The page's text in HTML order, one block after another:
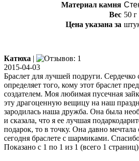
Материал камня
Вес 50 г
Цена указана за
Катюха |
2015-04-03
Браслет для лучшей подруги.
определяет того, кому этот браслет
создателем. Моя любимая пусечная
эту драгоценную вещицу на наш
зародилась наша дружба. Она была
и сказала, что я ее лучшая
подарок, то в точку. Она давно
сегодня браслете с шармиками.
Показано с 1 по 1 из 1 (всего 1 страниц)